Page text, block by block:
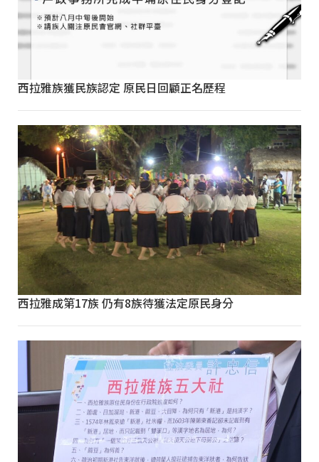
西拉雅族獲民族認定 原民日回顧正名歷程
西拉雅成第17族 仍有8族待獲法定原民身分